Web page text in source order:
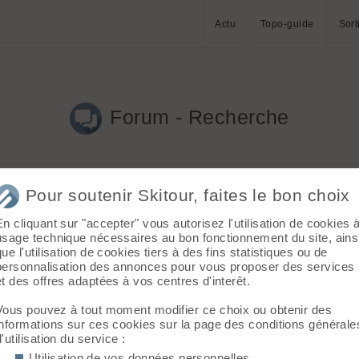
Actu Topo-guide
Forum - Recherche
de consulter les courses du jour pour s'apercevoir qu'un
Pour soutenir Skitour, faites le bon choix
cliquant sur "accepter" vous autorisez l'utilisation de cookies à
technique nécessaires au bon fonctionnement du site,
l'utilisation de cookies tiers à des fins statistiques ou de
des annonces pour vous proposer des services
des offres adaptées à vos centres d'interêt.
pouvez à tout moment modifier ce choix ou obtenir des
sur ces cookies sur la page des conditions
du service :